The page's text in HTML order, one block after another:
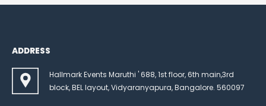
ADDRESS
Hallmark Events Maruthi ' 688, 1st floor, 6th main,3rd
block, BEL layout, Vidyaranyapura, Bangalore. 560097